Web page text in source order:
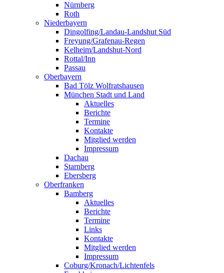
Nürnberg
Roth
Niederbayern
Dingolfing/Landau-Landshut Süd
Freyung/Grafenau-Regen
Kelheim/Landshut-Nord
Rottal/Inn
Passau
Oberbayern
Bad Tölz Wolfratshausen
München Stadt und Land
Aktuelles
Berichte
Termine
Kontakte
Mitglied werden
Impressum
Dachau
Starnberg
Ebersberg
Oberfranken
Bamberg
Aktuelles
Berichte
Termine
Links
Kontakte
Mitglied werden
Impressum
Coburg/Kronach/Lichtenfels